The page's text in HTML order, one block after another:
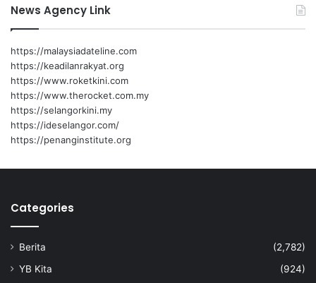
s
m
'
News Agency Link
https://malaysiadateline.com
https://keadilanrakyat.org
https://www.roketkini.com
https://www.therocket.com.my
https://selangorkini.my
https://ideselangor.com/
https://penanginstitute.org
Categories
Berita
(2,782)
YB Kita
(924)